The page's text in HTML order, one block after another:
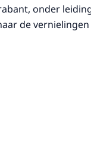
onder
de vernielingen